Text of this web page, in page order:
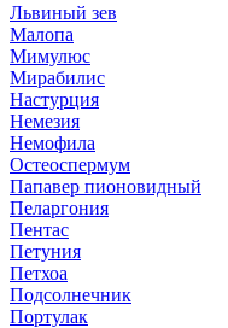
Львиный зев
Малопа
Мимулюс
Мирабилис
Настурция
Немезия
Немофила
Остеоспермум
Папавер пионовидный
Пеларгония
Пентас
Петуния
Петхоа
Подсолнечник
Портулак